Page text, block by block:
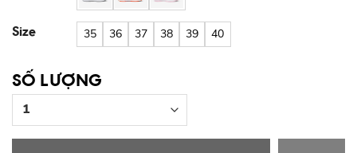
Size 35 36 37 38 39 40
SỐ LƯỢNG